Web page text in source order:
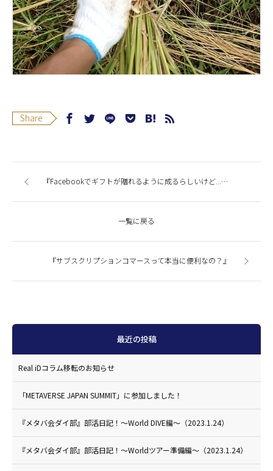
Share
『Facebookでギフトが贈れるように成るらしいけど...。』
一覧に戻る
『サブスクリプションコマースって本当に便利なの？』
最近の投稿
Real iDコラム移転のお知らせ
「METAVERSE JAPAN SUMMIT」に参加しました！
『メタバ会ダイ部』部活日記！〜World DIVE編〜（2023.1.24）
『メタバ会ダイ部』部活日記！〜Worldツアー準備編〜（2023.1.24）